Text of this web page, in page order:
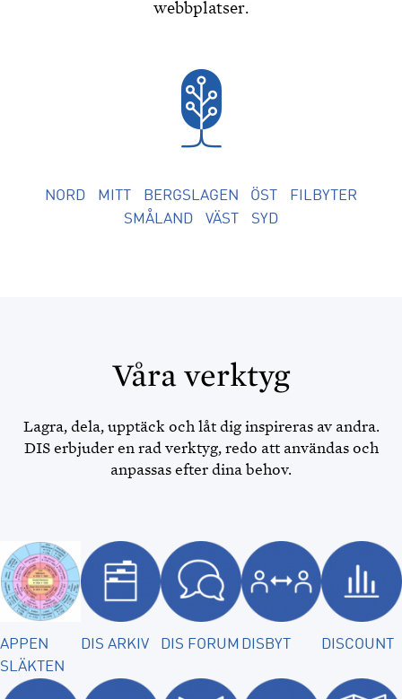
webbplatser.
NORD MITT BERGSLAGEN ÖST
FILBYTER
SMÅLAND
VÄST SYD
Våra verktyg
Lagra, dela, upptäck och låt dig inspireras av andra.
DIS erbjuder en rad verktyg, redo att användas och
anpassas efter dina behov.
APPEN
SLÄKTEN
DIS ARKIV DIS FORUM DISBYT DISCOUNT